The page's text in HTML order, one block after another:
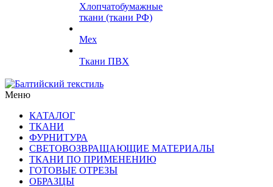
Хлопчатобумажные
ткани (ткани РФ)
Мех
Ткани ПВХ
Меню
КАТАЛОГ
ТКАНИ
ФУРНИТУРА
СВЕТОВОЗВРАЩАЮЩИЕ МАТЕРИАЛЫ
ТКАНИ ПО ПРИМЕНЕНИЮ
ГОТОВЫЕ ОТРЕЗЫ
ОБРАЗЦЫ